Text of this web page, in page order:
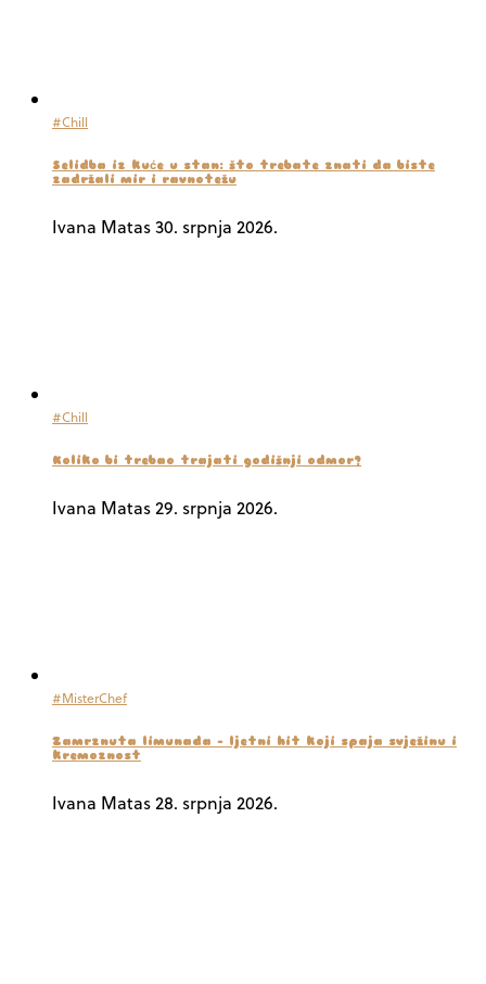
#Chill
Selidba iz kuće u stan: što trebate znati da biste
zadržali mir i ravnotežu
Ivana Matas30. srpnja 2026.
#Chill
Koliko bi trebao trajati godišnji odmor?
Ivana Matas29. srpnja 2026.
#MisterChef
Zamrznuta limunada – ljetni hit koji spaja svježinu i
kremoznost
Ivana Matas28. srpnja 2026.